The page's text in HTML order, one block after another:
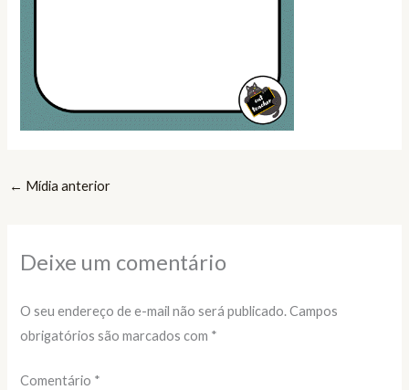
← Mídia anterior
Deixe um comentário
O seu endereço de e-mail não será publicado. Campos
obrigatórios são marcados com *
Comentário *